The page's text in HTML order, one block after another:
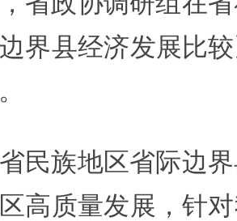
界县经济发展比
省民族地区省际边
高质量发展，针